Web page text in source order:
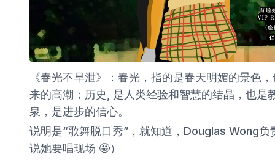
《春光不早泄》：春光，指的是春天明媚的景色
来的高潮；历史, 是人类经验和智慧的结晶，也
泉，是进步的信心。
说明是“歌舞脱口秀”，就知道，Douglas Wong
说她要唱现场 🤩）